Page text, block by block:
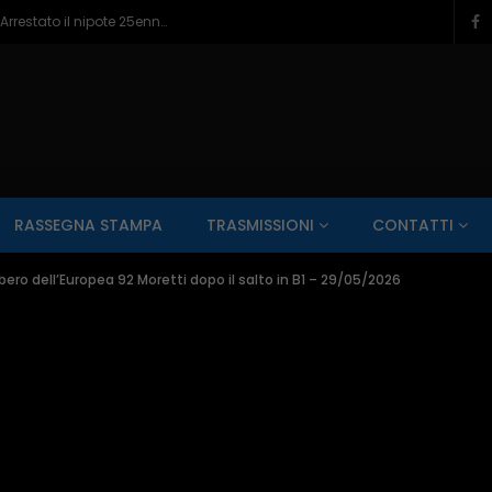
Altino, donna di 89 anni uccisa in casa. Arrestato il nipote 25enne – 06/08/2026
RASSEGNA STAMPA TRASMISSIONI
SALUTE AI RAGGI X CONTO ALLA ROVESCIA ZONA SPORT
CONTATTI
SALUTE AI RAGGI X ZONA SPORT
– 22/06/2026 Inside Abruzzo – 15/06/2026
dell’Europea 92 Moretti dopo il salto in B1 – 29/05/2026